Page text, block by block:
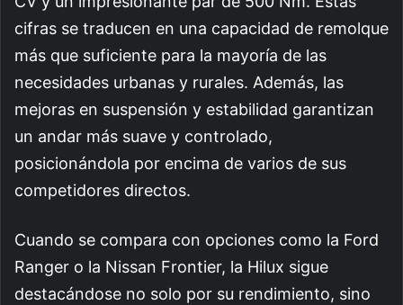
cifras se traducen en una capacidad de remolque
más que suficiente para la mayoría de las
necesidades urbanas y rurales. Además, las
mejoras en suspensión y estabilidad garantizan
un andar más suave y controlado,
posicionándola por encima de varios de sus
competidores directos.
Cuando se compara con opciones como la Ford
Ranger o la Nissan Frontier, la Hilux sigue
destacándose no solo por su rendimiento, sino